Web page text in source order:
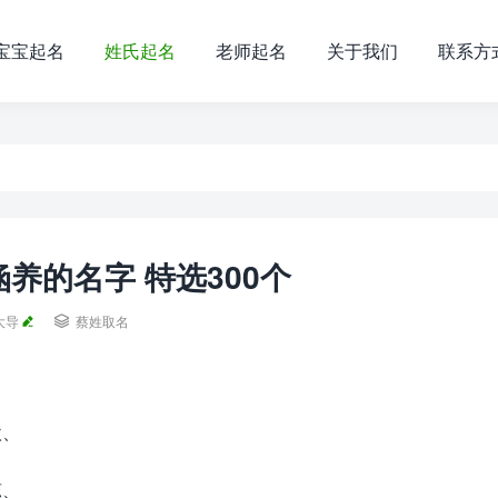
宝起名 姓氏起名 老师起名 关于我们 联系方
的名字 特选300个
导  蔡姓取名